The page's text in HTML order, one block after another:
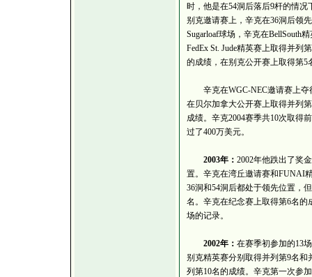
时，他是在54洞后落后9杆的情
别克邀请赛上，辛克在36洞后领
Sugarloaf球场，辛克在BellSouth
FedEx St. Jude精英赛上取得并列
的成绩，在别克公开赛上取得第
辛克在WGC-NEC邀请赛上夺
在贝尔加拿大公开赛上取得并列
成绩。辛克2004赛季共10次取得
过了400万美元。
2003年： 2002年他跌出了奖
置。辛克在湾丘邀请赛和FUNAI
36洞和54洞后都处于领先位置，
名。辛克在纪念赛上取得第6名
场的记录。
2002年： 在赛季初参加的13
别克精英赛分别取得并列第9名
列第10名的成绩。辛克第一次参